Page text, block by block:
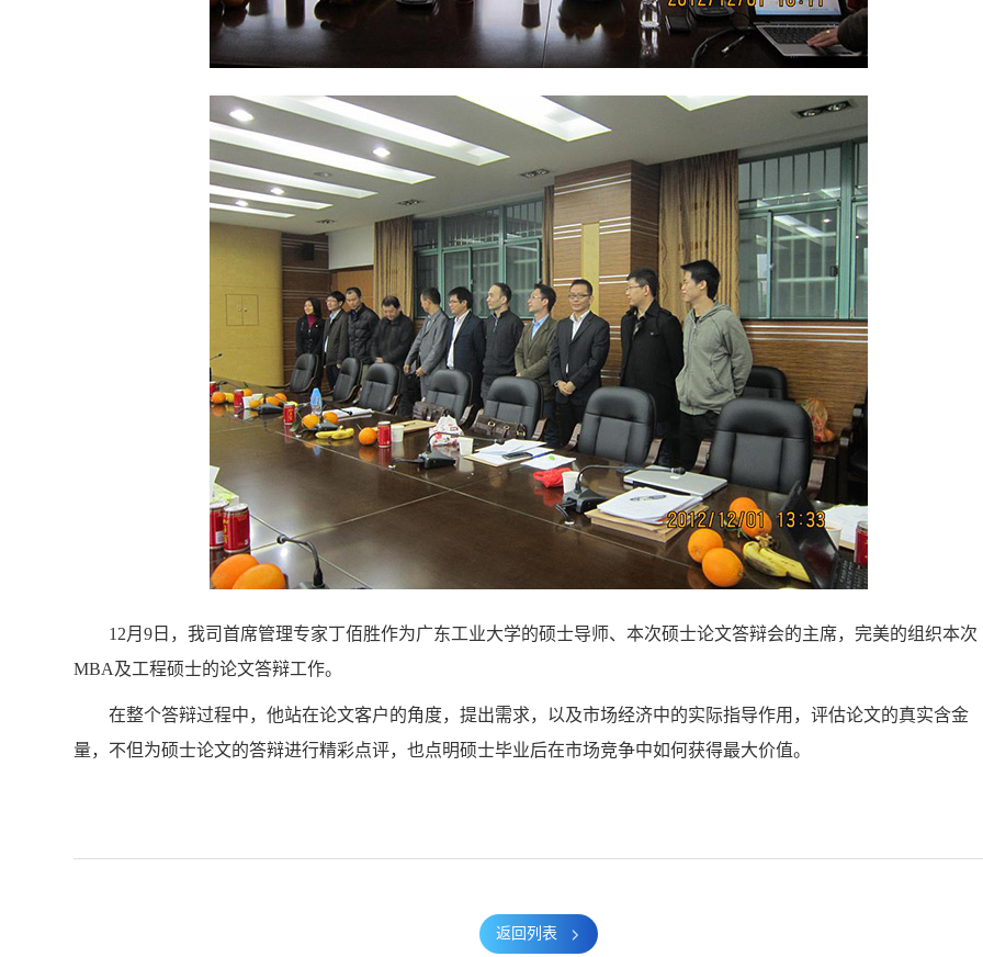
12月9日，我司首席管理专家丁佰胜作为广东工业大学的硕士导师、本次硕士论文答辩会的主席，完美的组织本次
MBA及工程硕士的论文答辩工作。
在整个答辩过程中，他站在论文客户的角度，提出需求，以及市场经济中的实际指导作用，评估论文的真实含金
量，不但为硕士论文的答辩进行精彩点评，也点明硕士毕业后在市场竞争中如何获得最大价值。
返回列表